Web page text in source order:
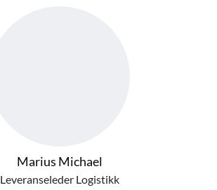
Marius Michael
Leveranseleder Logistikk